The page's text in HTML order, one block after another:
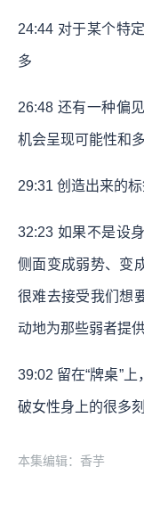
24:44 对于某个特
多
26:48 还有一种偏
机会呈现可能性和
29:31 创造出来的
32:23 如果不是设
侧面变成弱势、变
很难去接受我们想
动地为那些弱者提
39:02 留在“牌桌”
破女性身上的很多
本集编辑：香芋